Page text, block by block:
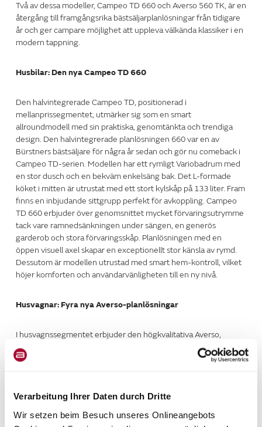
Verarbeitung Ihrer Daten durch Dritte
Wir setzen beim Besuch unseres Onlineangebots
Två av dessa modeller, Campeo TD 660 och Averso 560 TK, är en
återgång till framgångsrika bästsäljarplanlösningar från tidigare
år och ger campare möjlighet att uppleva välkända klassiker i en
modern tappning.
Husbilar: Den nya Campeo TD 660
Den halvintegrerade Campeo TD, positionerad i
mellanprissegmentet, utmärker sig som en smart
allroundmodell med sin praktiska, genomtänkta och trendiga
design. Den halvintegrerade planlösningen 660 var en av
Bürstners bästsäljare för några år sedan och gör nu comeback i
Campeo TD-serien. Modellen har ett rymligt Variobadrum med
en stor dusch och en bekväm enkelsäng bak. Det L-formade
köket i mitten är utrustat med ett stort kylskåp på 133 liter. Fram
finns en inbjudande sittgrupp perfekt för avkoppling. Campeo
TD 660 erbjuder över genomsnittet mycket förvaringsutrymme
tack vare ramnedsänkningen under sängen, en generös
garderob och stora förvaringsskåp. Planlösningen med en
öppen visuell axel skapar en exceptionellt stor känsla av rymd.
Dessutom är modellen utrustad med smart hem-kontroll, vilket
höjer komforten och användarvänligheten till en ny nivå.
Husvagnar: Fyra nya Averso-planlösningar
I husvagnssegmentet erbjuder den högkvalitativa Averso,
positionerad i det övre mellanprissegmentet, generös elegans.
1,98 m. Inkluderar ett bekvämt badrum med separat
duschkabin, en extra bred tvärgående säng framtill och